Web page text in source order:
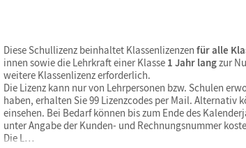
Diese Schullizenz beinhaltet Klassenlizenzen für alle
innen sowie die Lehrkraft einer Klasse 1 Jahr langzur
weitere Klassenlizenz erforderlich.
Die Lizenz kann nur von Lehrpersonen bzw. Schulen
haben, erhalten Sie 99 Lizenzcodes per Mail. Alternativ
einsehen. Bei Bedarf können bis zum Ende des
unter Angabe der Kunden- und Rechnungsnummer
Die L…